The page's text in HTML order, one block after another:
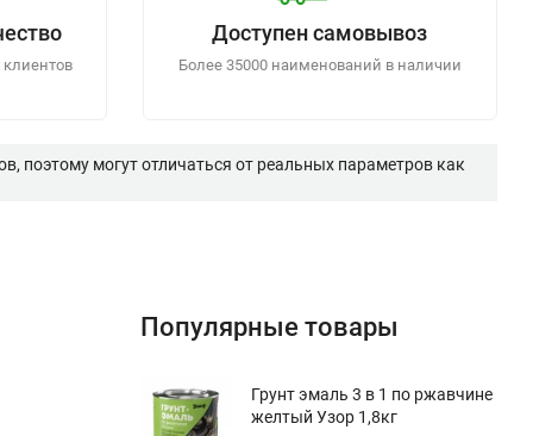
Доступен самовывоз
Более 35000 наименований в наличии
поэтому могут отличаться от реальных параметров как
Популярные товары
Грунт эмаль 3 в 1 по ржавчине
желтый Узор 1,8кг